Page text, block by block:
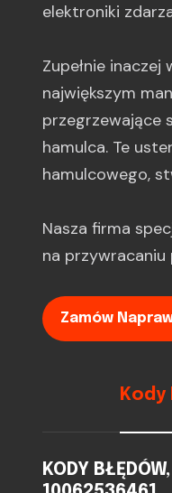
elektroniki
Zupełnie
największym
przegrzewające
hamulca. Te
hamulcowego,
Nasza firma
na przywracaniu
Zamów
Kody
KODY